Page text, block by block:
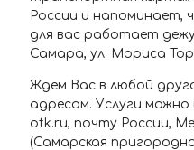
России и напоминает,
для вас работает
Самара, ул. Мориса
Ждем Вас в любой
адресам. Услуги
otk.ru, почту России,
(Самарская